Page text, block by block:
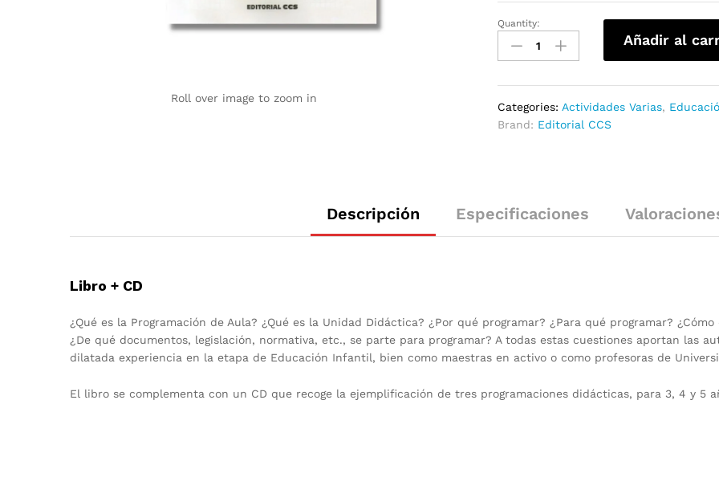
Roll over image to zoom in
Quantity:
Añadir al
Categories: Actividades Varias,
Brand: Editorial CCS
Descripción Especificaciones
Libro + CD
¿Qué es la Programación de Aula? ¿Qué es la Unidad Didáctica? ¿Por qué programar? ¿Para qué programar?
¿De qué documentos, legislación, normativa, etc., se parte para programar? A todas estas cuestiones aportan las
dilatada experiencia en la etapa de Educación Infantil, bien como maestras en activo o como profesoras de
El libro se complementa con un CD que recoge la ejemplificación de tres programaciones didácticas, para 3, 4 y 5